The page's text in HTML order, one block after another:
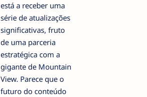
está a receber uma
série de atualizações
significativas, fruto
de uma parceria
estratégica com a
gigante de Mountain
View. Parece que o
futuro do conteúdo